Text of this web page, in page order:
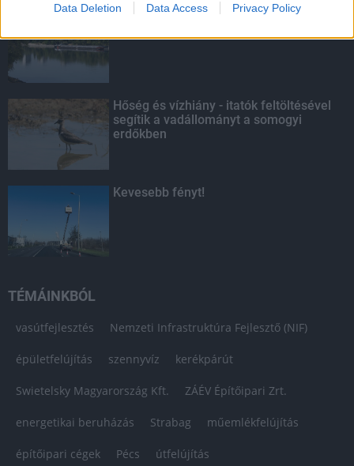
Data Deletion Data Access Privacy Policy
Megérkezett az eső a Duna
Hőség és vízhiány - itatók feltöltésével
segítik a vadállományt a somogyi
erdőkben
Kevesebb fényt!
TÉMÁINKBÓL
vasútfejlesztés Nemzeti Infrastruktúra Fejlesztő (NIF)
épületfelújítás szennyvíz kerékpárút
Swietelsky Magyarország Kft. ZÁÉV Építőipari Zrt.
energetikai beruházás Strabag műemlékfelújítás
építőipari cégek Pécs útfelújítás